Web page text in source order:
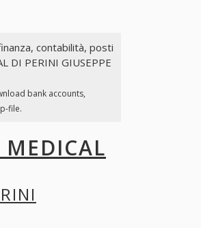
contabilità, posti
DI PERINI GIUSEPPE
bank accounts,
file.
MEDICAL